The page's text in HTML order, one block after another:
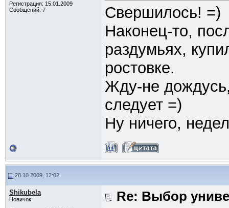
Регистрация: 15.01.2009
Сообщений: 7
Свершилось! =)
Наконец-то,
раздумьях,
ростовке.
Жду-не дождусь,
следует =)
Ну ничего,
28.10.2009, 12:02
Shikubela
Новичок
Re: Выбор